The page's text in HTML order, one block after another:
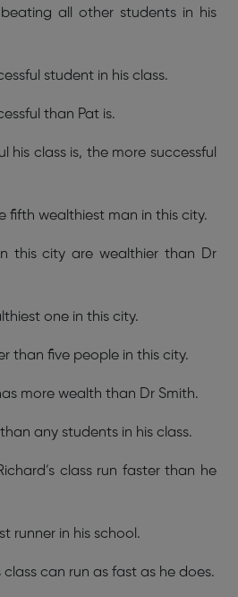
all other students in his
student in his class.
than Pat is.
his class is, the more successful
fifth wealthiest man in this city.
this city are wealthier than Dr
one in this city.
than five people in this city.
more wealth than Dr Smith.
any students in his class.
class run faster than he
runner in his school.
class can run as fast as he does.